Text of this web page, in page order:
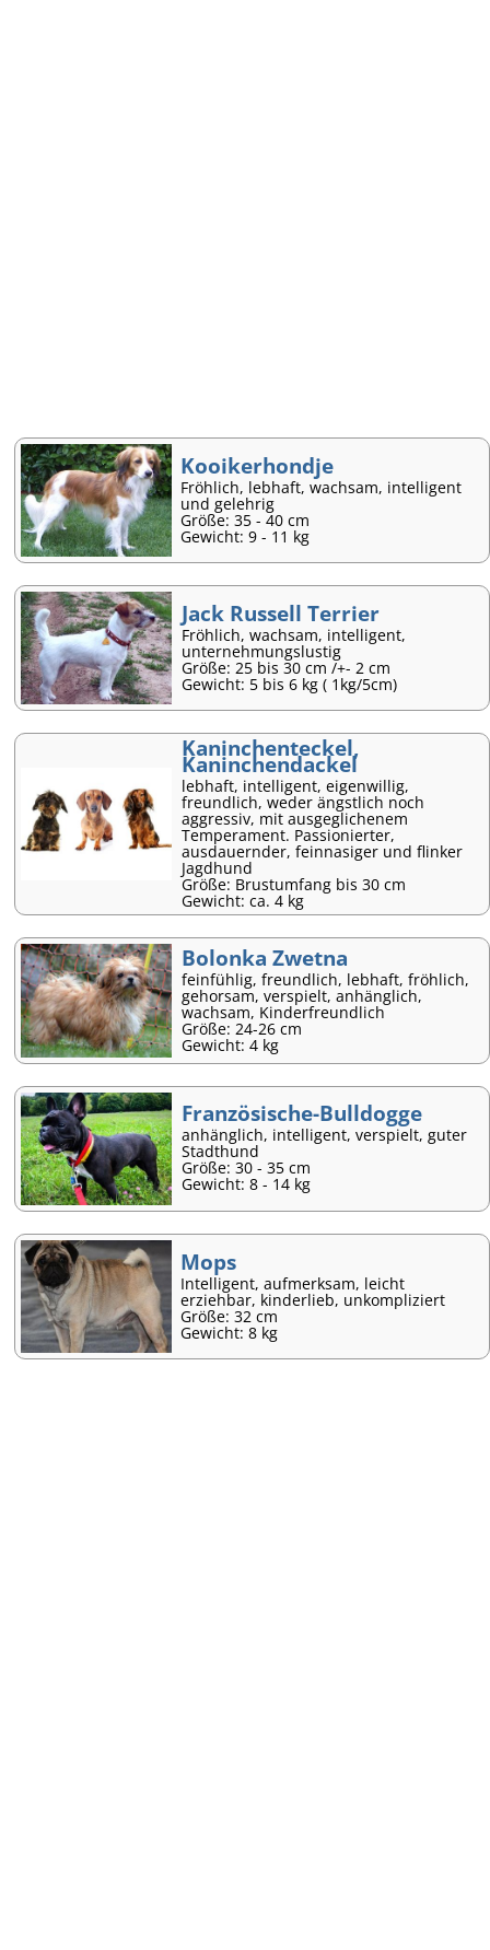
Kooikerhondje
Fröhlich, lebhaft, wachsam, intelligent
und gelehrig
Größe: 35 - 40 cm
Gewicht: 9 - 11 kg
Jack Russell Terrier
Fröhlich, wachsam, intelligent,
unternehmungslustig
Größe: 25 bis 30 cm /+- 2 cm
Gewicht: 5 bis 6 kg ( 1kg/5cm)
Kaninchenteckel,
Kaninchendackel
lebhaft, intelligent, eigenwillig,
freundlich, weder ängstlich noch
aggressiv, mit ausgeglichenem
Temperament. Passionierter,
ausdauernder, feinnasiger und flinker
Jagdhund
Größe: Brustumfang bis 30 cm
Gewicht: ca. 4 kg
Bolonka Zwetna
feinfühlig, freundlich, lebhaft, fröhlich,
gehorsam, verspielt, anhänglich,
wachsam, Kinderfreundlich
Größe: 24-26 cm
Gewicht: 4 kg
Französische-Bulldogge
anhänglich, intelligent, verspielt, guter
Stadthund
Größe: 30 - 35 cm
Gewicht: 8 - 14 kg
Mops
Intelligent, aufmerksam, leicht
erziehbar, kinderlieb, unkompliziert
Größe: 32 cm
Gewicht: 8 kg